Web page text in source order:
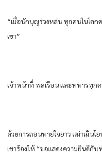
“เมื่อนักบุญร่วงหล่น ทุกคนในโลก
เขา”
เจ้าหน้าที่ พลเรือน และทหารทุก
ด้วยการถอนหายใจยาว เฒ่าเฉิน
เขาร้องไห้ “ขอแสดงความยินดีกั